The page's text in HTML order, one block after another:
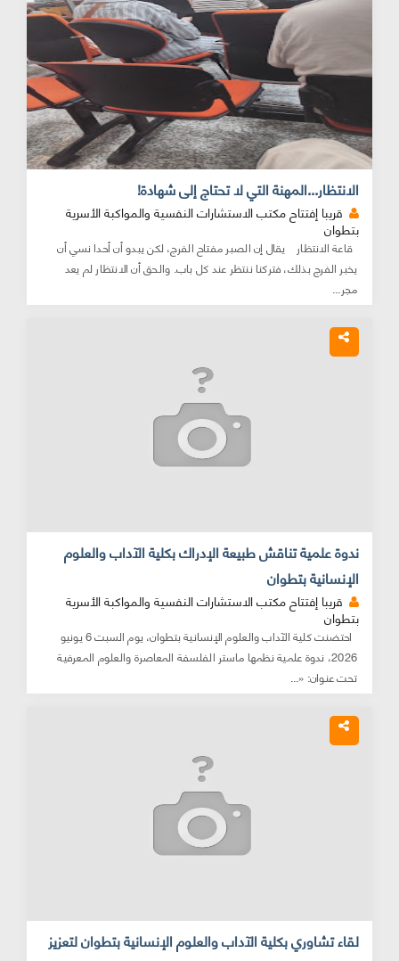
الانتظار...المهنة التي لا تحتاج إلى شهادة!
قريبا إفتتاح مكتب الاستشارات النفسية والمواكبة الأسرية
بتطوان
قاعة الانتظار يقال إن الصبر مفتاح الفرج، لكن يبدو أن أحدا نسي أن
يخبر الفرج بذلك، فتركنا ننتظر عند كل باب. والحق أن الانتظار لم يعد
مجر...
ندوة علمية تناقش طبيعة الإدراك بكلية الآداب والعلوم
الإنسانية بتطوان
قريبا إفتتاح مكتب الاستشارات النفسية والمواكبة الأسرية
بتطوان
احتضنت كلية الآداب والعلوم الإنسانية بتطوان، يوم السبت 6 يونيو
2026، ندوة علمية نظمها ماستر الفلسفة المعاصرة والعلوم المعرفية
تحت عنوان: «...
لقاء تشاوري بكلية الآداب والعلوم الإنسانية بتطوان لتعزيز